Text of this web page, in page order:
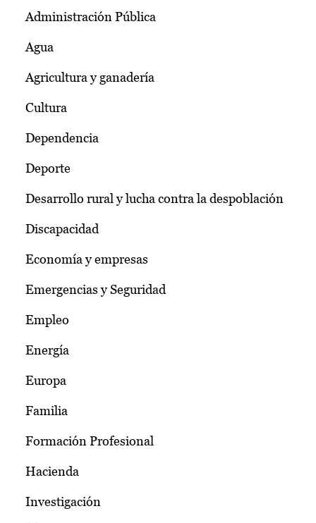
Administración Pública
Agua
Agricultura y ganadería
Cultura
Dependencia
Deporte
Desarrollo rural y lucha contra la despoblación
Discapacidad
Economía y empresas
Emergencias y Seguridad
Empleo
Energía
Europa
Familia
Formación Profesional
Hacienda
Investigación